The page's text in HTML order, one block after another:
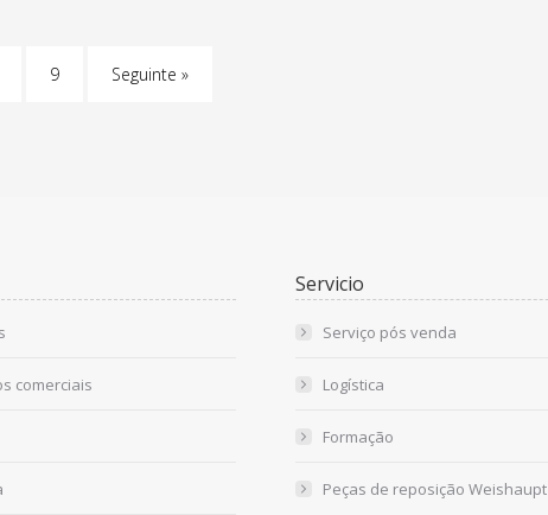
9 Seguinte »
comerciais
Servicio
Serviço pós venda
Logística
Formação
Peças de reposição Weishaupt